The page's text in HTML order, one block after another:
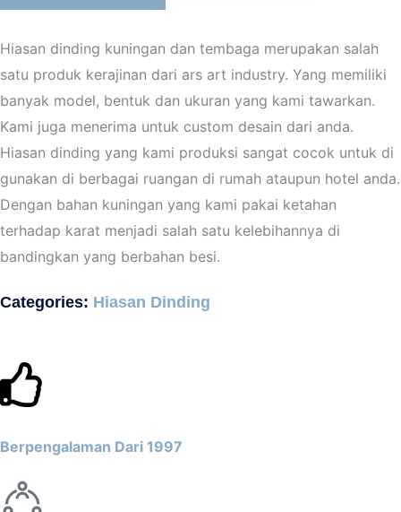
Hiasan dinding kuningan dan tembaga merupakan salah
satu produk kerajinan dari ars art industry. Yang memiliki
banyak model, bentuk dan ukuran yang kami tawarkan.
Kami juga menerima untuk custom desain dari anda.
Hiasan dinding yang kami produksi sangat cocok untuk di
gunakan di berbagai ruangan di rumah ataupun hotel anda.
Dengan bahan kuningan yang kami pakai ketahan
terhadap karat menjadi salah satu kelebihannya di
bandingkan yang berbahan besi.
Categories: Hiasan Dinding
Berpengalaman Dari 1997